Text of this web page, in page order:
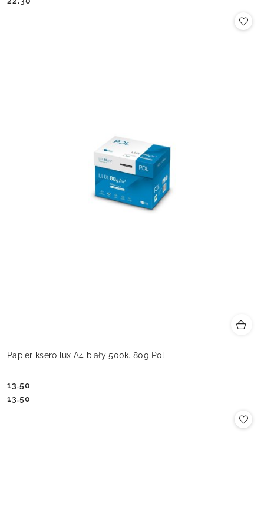
Papier ksero lux A4 biały 500k. 80g Pol
Cena:
13.50
Cena:
13.50